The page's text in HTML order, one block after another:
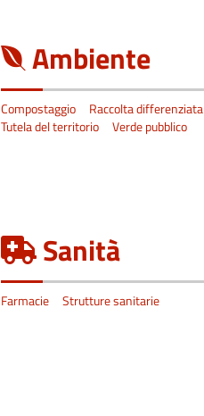
Ambiente
Compostaggio
Raccolta differenziata
Tutela del territorio
Verde pubblico
Sanità
Farmacie Strutture sanitarie